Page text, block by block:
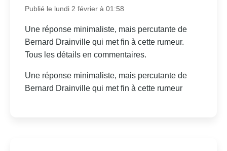
Publié le lundi 2 février à 01:58
Une réponse minimaliste, mais percutante de
Bernard Drainville qui met fin à cette rumeur.
Tous les détails en commentaires.
Une réponse minimaliste, mais percutante de
Bernard Drainville qui met fin à cette rumeur